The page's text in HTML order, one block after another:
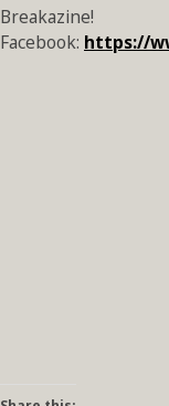
Breakazine!
Facebook: https://